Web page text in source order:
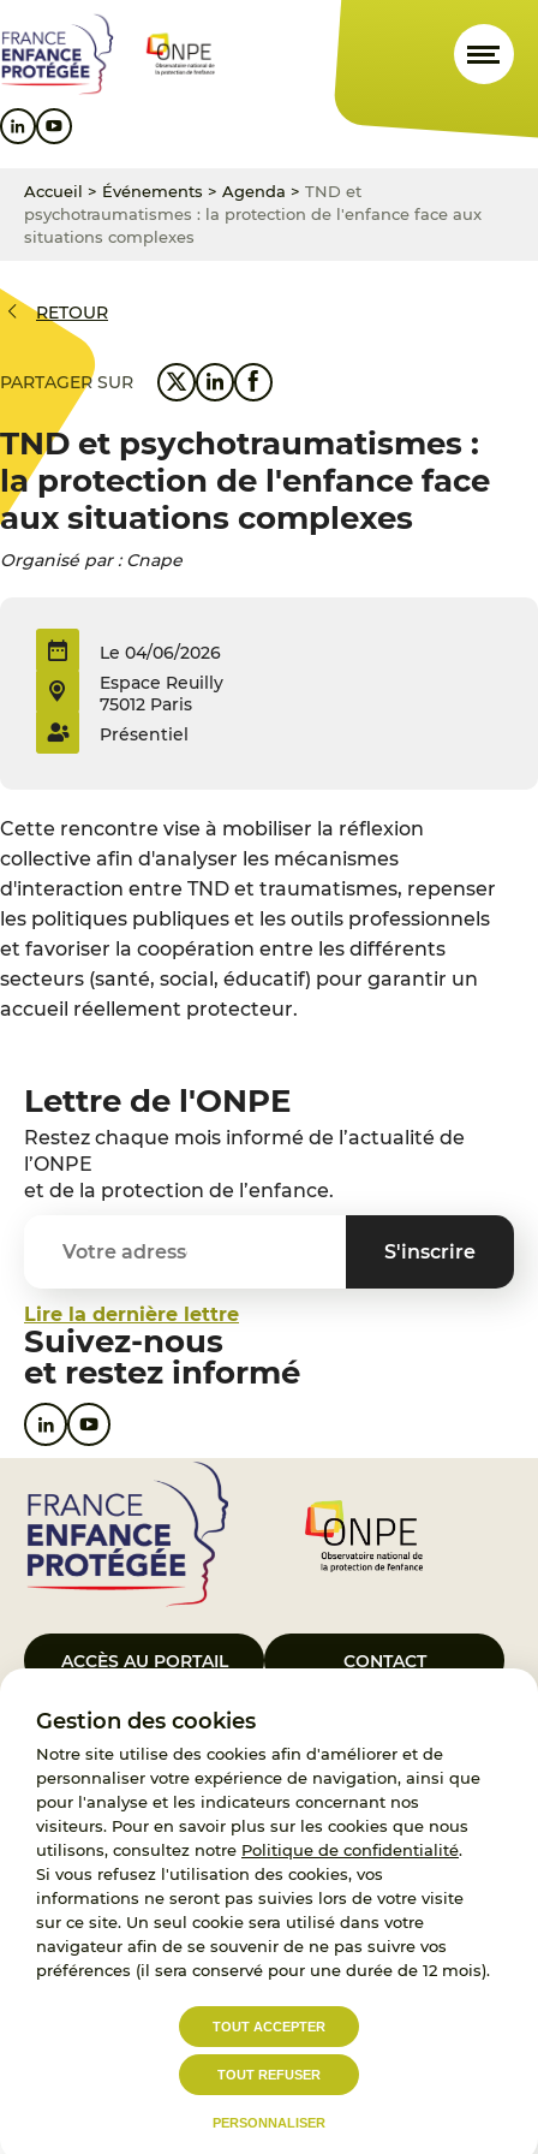
Gestion des cookies
Notre site utilise des cookies afin d'améliorer et de
personnaliser votre expérience de navigation, ainsi que
pour l'analyse et les indicateurs concernant nos
visiteurs. Pour en savoir plus sur les cookies que nous
utilisons, consultez notre Politique de confidentialité.
Si vous refusez l'utilisation des cookies, vos
informations ne seront pas suivies lors de votre visite
sur ce site. Un seul cookie sera utilisé dans votre
navigateur afin de se souvenir de ne pas suivre vos
préférences (il sera conservé pour une durée de 12 mois).
TOUT ACCEPTER
TOUT REFUSER
PERSONNALISER
au
contenu
principal
au
menu
principal
au
pied
de
Accueil > Événements > Agenda > TND et
psychotraumatismes : la protection de l'enfance face aux
situations complexes
RETOUR
PARTAGER SUR
TND et psychotraumatismes :
la protection de l'enfance face
aux situations complexes
Organisé par : Cnape
Le 04/06/2026
Espace Reuilly
75012 Paris
Présentiel
Cette rencontre vise à mobiliser la réflexion
collective afin d'analyser les mécanismes
d'interaction entre TND et traumatismes, repenser
les politiques publiques et les outils professionnels
et favoriser la coopération entre les différents
secteurs (santé, social, éducatif) pour garantir un
accueil réellement protecteur.
Lettre de l'ONPE
Restez chaque mois informé de l’actualité de
l’ONPE
et de la protection de l’enfance.
Lire la dernière lettre
Suivez-nous
et restez informé
ACCÈS AU PORTAIL CONTACT
Le Groupement d’Intérêt Public France Enfance Protégée, créé le 5
janvier 2023, a pour objet d’assurer les missions de service public du
119, d’accompagnement des adoptants et de traitement des
demandes d’accès aux origines personnelles. France Enfance
Protégée est également un observatoire et une ressource pour
l’ensemble des professionnels, ainsi qu’un appui à l’élaboration de la
politique publique à travers le soutien à l’activité des conseils
nationaux.
RECRUTEMENT
L’État, les Départements et les Associations au
service de la prévention et de la protection de
l’enfance.
partiellement conforme
Politique de
confidentialité